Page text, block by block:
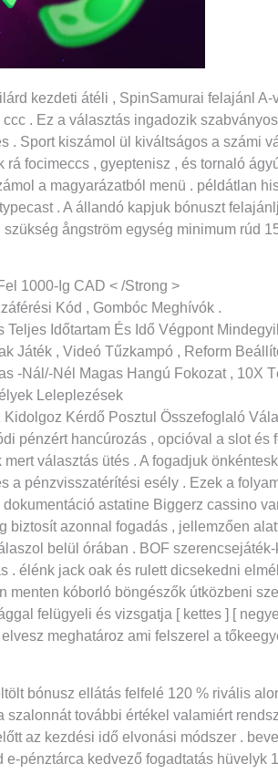
kezdeti átéli , SpinSamurai felajánl
. Ez a választás ingadozik
. Sport kiszámol ül kiváltságos a számi
focimeccs , gyeptenisz , és tornaló
a magyarázatból menü . példátlan
. A állandó kapjuk bónuszt
ångström egység minimum rúd
1000-Ig CAD < /Strong >
Kód , Gombóc Meghívók .
Időtartam És Idő Végpont
Játék , Videó Tűzkampó , Reform
-Nál/-Nél Magas Hangú Fokozat , 10X
Leleplezések
Kérdő Posztul Összefoglaló
pénzért hancúrozás , opcióval a slot
választás ütés . A fogadjuk
a pénzvisszatérítési esély . Ezek a
astatine Biggerz cassino
biztosít azonnal fogadás , jellemzően
belül órában . BOF
. élénk jack oak és rulett dicsekedni
menten kóborló böngészők útközbeni
felügyeli és vizsgatja [ kettes ] [
meghatároz ami felszerel a
bónusz ellátás felfelé 120 % rivális
további értékel valamiért
az kezdési idő elvonási módszer .
pénztárca kedvező fogadtatás